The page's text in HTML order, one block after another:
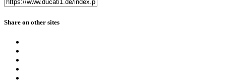
Share on other sites